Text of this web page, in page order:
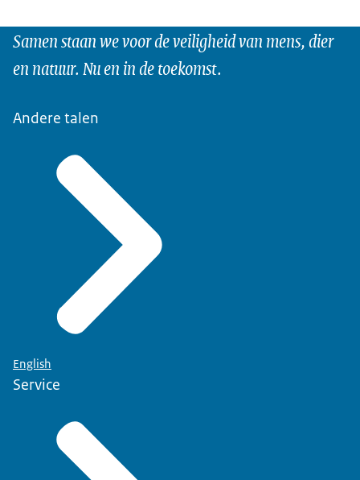
Samen staan we voor de veiligheid van mens, dier
en natuur. Nu en in de toekomst.
Andere talen
English
Service